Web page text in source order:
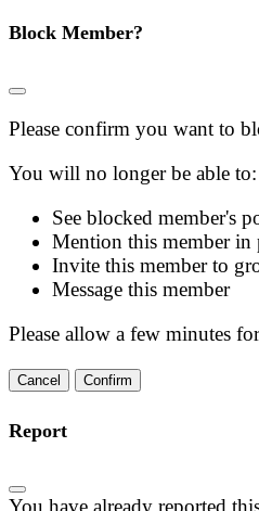
Block Member?
Please confirm you want to
You will no longer be able to:
See blocked member's
Mention this member in
Invite this member to
Message this member
Please allow a few minutes
Confirm
Report
You have already reported